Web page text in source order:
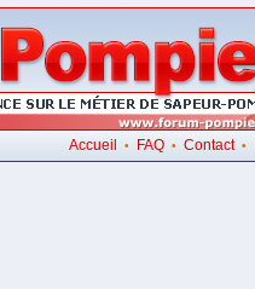
Accueil • FAQ• Contact•